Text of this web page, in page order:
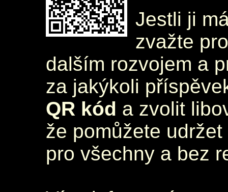
Jestli ji
zvažte
dalším rozvojem a
za jakýkoli
QR kód a zvolit
že pomůžete
pro všechny a bez